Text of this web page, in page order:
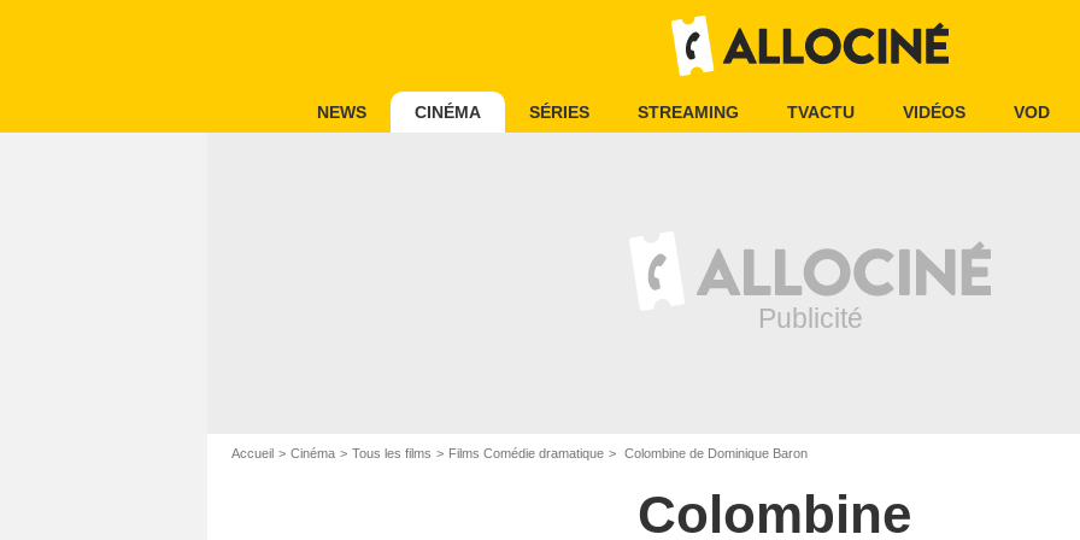
NEWS CINÉMA SÉRIES STREAMING TVACTU VIDÉOS VOD
Accueil Cinéma Tous les films Films Comédie dramatique Colombine de Dominique Baron
Colombine